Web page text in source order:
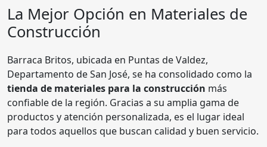
La Mejor Opción en Materiales de
Construcción
Barraca Britos, ubicada en Puntas de Valdez,
Departamento de San José, se ha consolidado como la
tienda de materiales para la construcción más
confiable de la región. Gracias a su amplia gama de
productos y atención personalizada, es el lugar ideal
para todos aquellos que buscan calidad y buen servicio.